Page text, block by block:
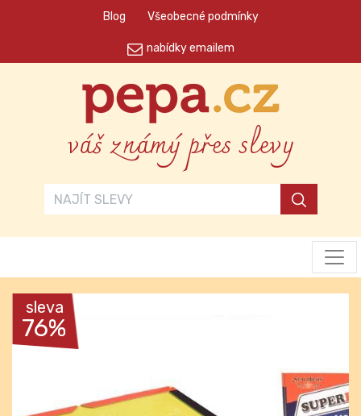
Blog Všeobecné podmínky
nabídky emailem
váš známý přes slevy
sleva
76%